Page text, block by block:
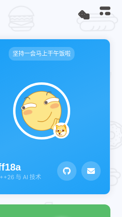
坚持一会马上干午饭啦
与 AI 技术